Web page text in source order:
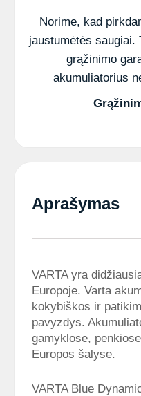
Norime, kad
jaustumėtės saugiai.
grąžinimo
akumuliatorius
Aprašymas
VARTA yra
Europoje. Varta
kokybiškos ir
pavyzdys.
gamyklose,
Europos šalyse.
VARTA Blue